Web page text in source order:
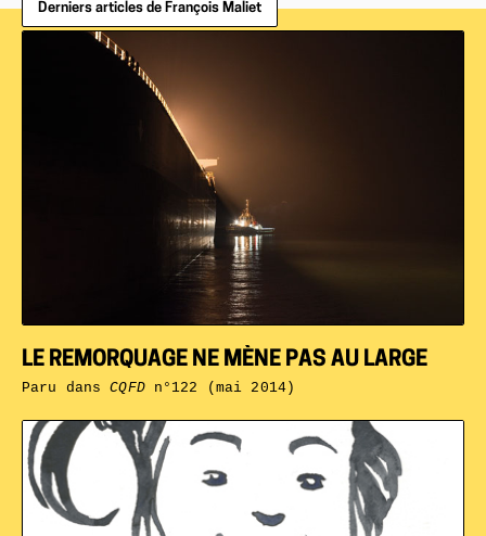
Derniers articles de François Maliet
LE REMORQUAGE NE MÈNE PAS AU LARGE
Paru dansCQFDn°122 (mai 2014)